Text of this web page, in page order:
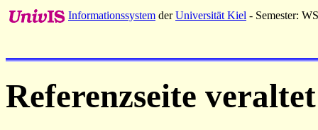
Informationssystem derUniversität Kiel - Semester:
Referenzseite veraltet